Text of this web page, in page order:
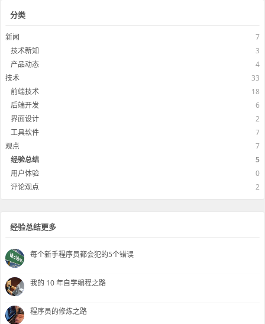
分类
新闻
7
技术新知
3
产品动态
4
技术
33
前端技术
18
后端开发
6
界面设计
2
工具软件
7
观点
7
经验总结
5
用户体验
0
评论观点
2
经验总结更多
每个新手程序员都会犯的5个错误
我的 10 年自学编程之路
程序员的修炼之路